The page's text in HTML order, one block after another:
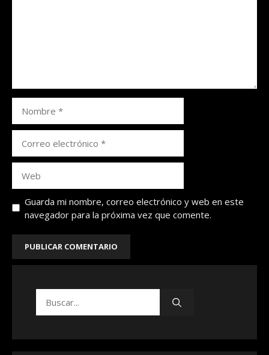
electrónico
Guarda mi nombre, correo electrónico y web en este
navegador para la próxima vez que comente.